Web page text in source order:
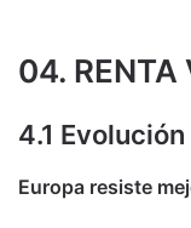
04. RENTA
4.1
Europa resiste